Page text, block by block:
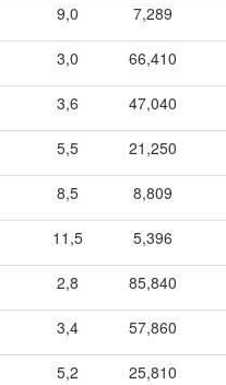
9,0 7,289
3,0 66,410
3,6 47,040
5,5 21,250
8,5 8,809
11,5 5,396
2,8 85,840
3,4 57,860
5,2 25,810